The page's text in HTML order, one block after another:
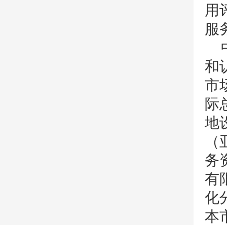
用
服
和
市
际
地
务
有
化
本